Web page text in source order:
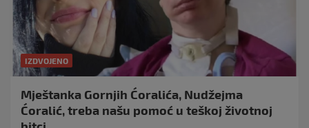
IZDVOJENO
Mještanka Gornjih Ćoralića, Nudžejma
Ćoralić, treba našu pomoć u teškoj životnoj